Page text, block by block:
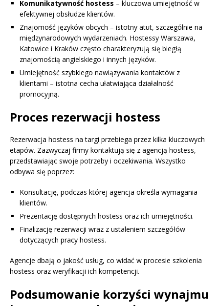
Komunikatywność hostess – kluczowa umiejętność w
efektywnej obsłudze klientów.
Znajomość języków obcych – istotny atut, szczególnie na
międzynarodowych wydarzeniach. Hostessy Warszawa,
Katowice i Kraków często charakteryzują się biegłą
znajomością angielskiego i innych języków.
Umiejętność szybkiego nawiązywania kontaktów z
klientami – istotna cecha ułatwiająca działalność
promocyjną.
Proces rezerwacji hostess
Rezerwacja hostess na targi przebiega przez kilka kluczowych
etapów. Zazwyczaj firmy kontaktują się z agencją hostess,
przedstawiając swoje potrzeby i oczekiwania. Wszystko
odbywa się poprzez:
Konsultację, podczas której agencja określa wymagania
klientów.
Prezentację dostępnych hostess oraz ich umiejętności.
Finalizację rezerwacji wraz z ustaleniem szczegółów
dotyczących pracy hostess.
Agencje dbają o jakość usług, co widać w procesie szkolenia
hostess oraz weryfikacji ich kompetencji.
Podsumowanie korzyści wynajmu